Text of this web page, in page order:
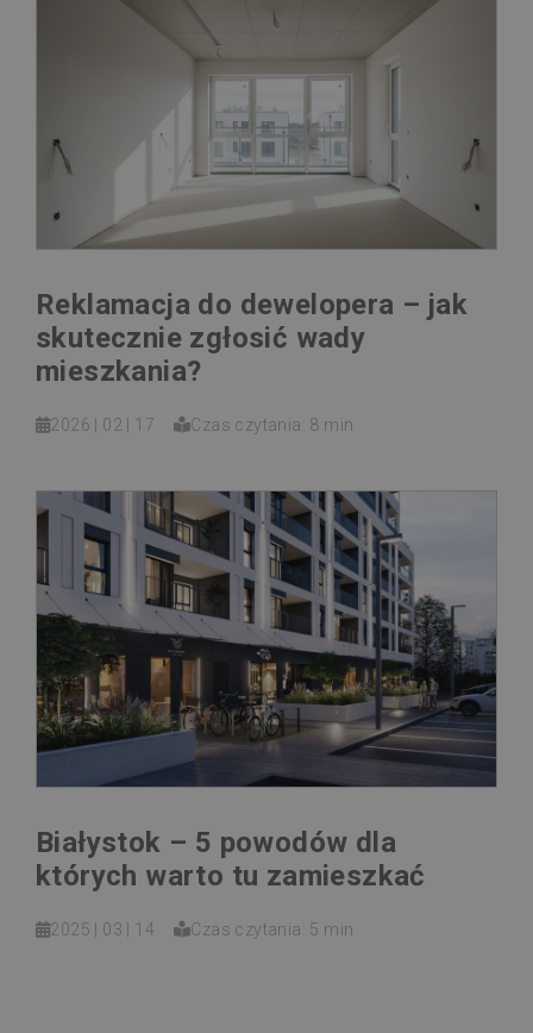
Reklamacja do dewelopera – jak
skutecznie zgłosić wady
mieszkania?
2026 | 02 | 17 Czas czytania: 8 min
Białystok – 5 powodów dla
których warto tu zamieszkać
2025 | 03 | 14 Czas czytania: 5 min